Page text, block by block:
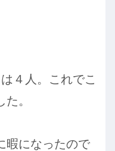
４人。これでこ
。
暇になったので